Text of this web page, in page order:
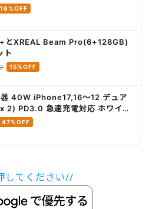
作確認済 国内サポート正規品
16%OFF
とXREAL Beam Pro(6+128GB)
ト
15%OFF
40W iPhone17,16～12 デュア
2) PD3.0 急速充電対応 ホワイト
47%OFF
してください//